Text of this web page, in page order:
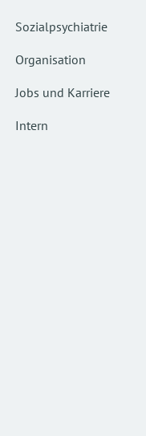
Sozialpsychiatrie
Organisation
Jobs und Karriere
Intern